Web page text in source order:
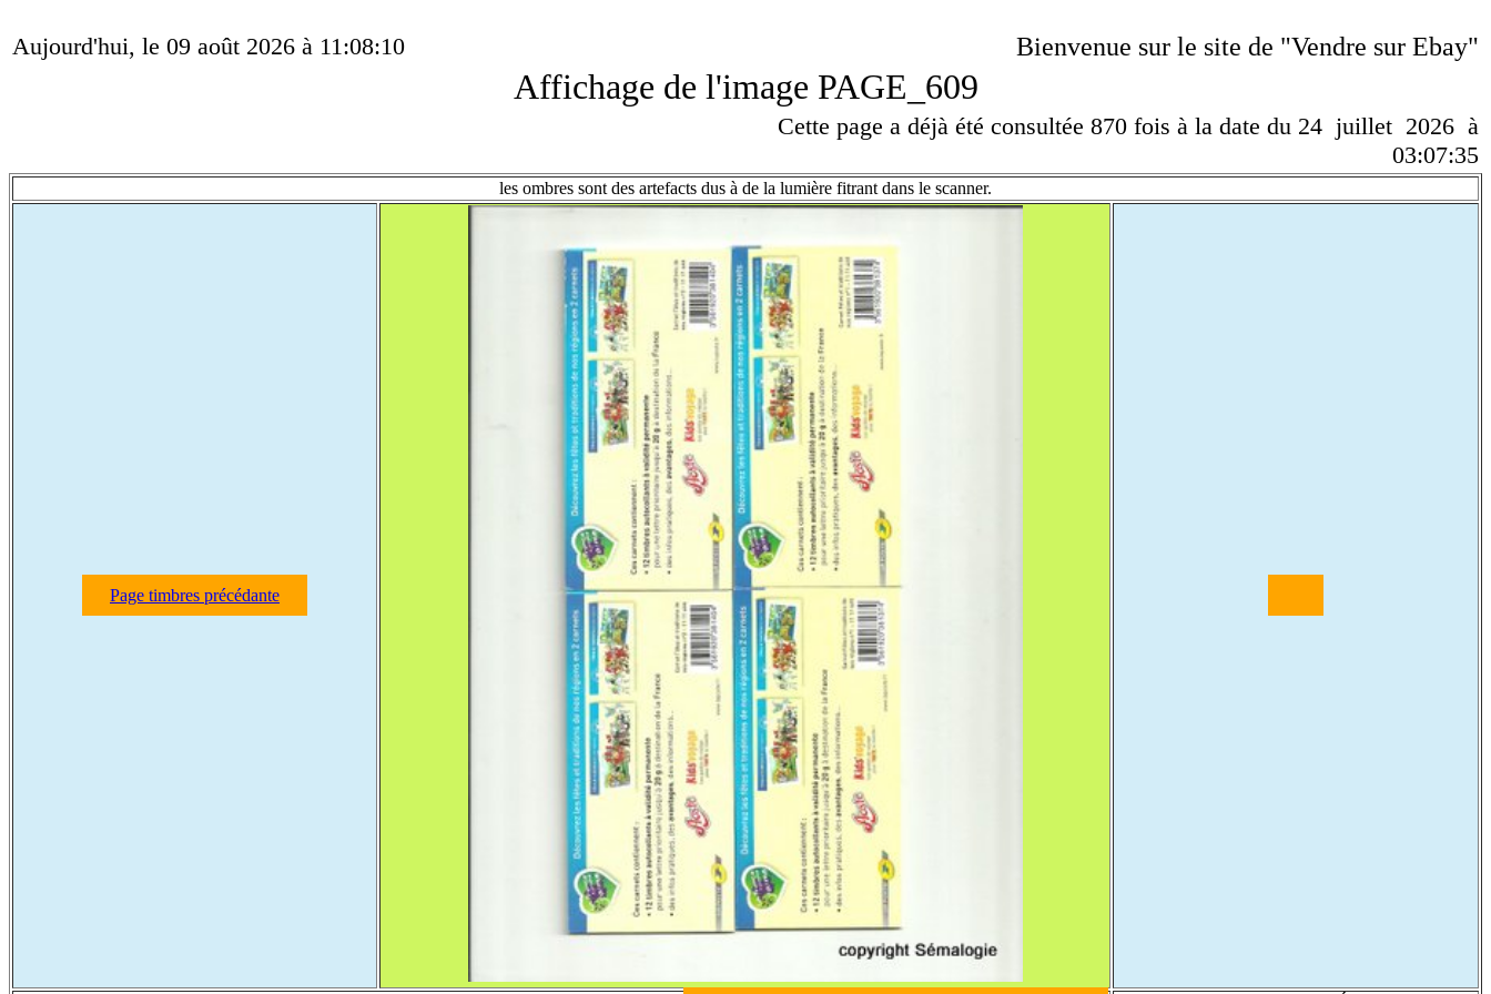
Aujourd'hui, le 09 août 2026 à 11:08:10 Bienvenue sur le site de "Vendre sur Ebay"
Affichage de l'image PAGE_609
Cette page a déjà été consultée 870 fois à la date du 24 juillet 2026 à
03:07:35
les ombres sont des artefacts dus à de la lumière fitrant dans le scanner.
Page timbres précédante